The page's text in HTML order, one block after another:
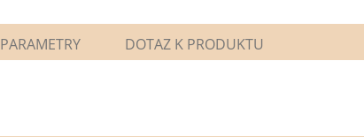
PARAMETRY DOTAZ K PRODUKTU